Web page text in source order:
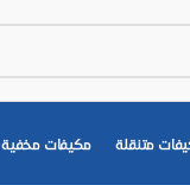
متنقلة مكيفات مخفية